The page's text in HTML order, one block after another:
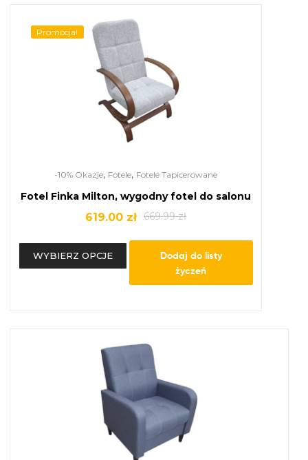
Promocja!
-10% Okazje, Fotele, Fotele Tapicerowane
Fotel Finka Milton, wygodny fotel do salonu
669.99zł
619.00 zł
WYBIERZ OPCJE
Dodaj do listy
życzeń